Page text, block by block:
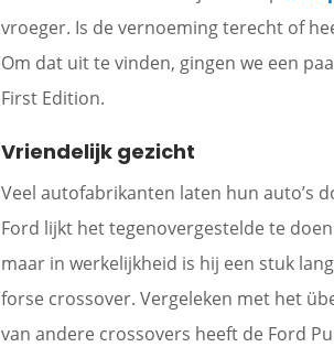
vroeger. Is de vernoeming terecht of
Om dat uit te vinden, gingen we een
First Edition.
Vriendelijk gezicht
Veel autofabrikanten laten hun auto’s
Ford lijkt het tegenovergestelde te
maar in werkelijkheid is hij een stuk
forse crossover. Vergeleken met het
van andere crossovers heeft de Ford